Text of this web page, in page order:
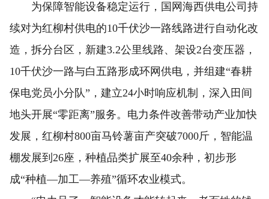
为保障智能设备稳定运行，国网海西供电公司持
续对为红柳村供电的10千伏沙一路线路进行自动化改
造，拆分台区，新建3.2公里线路、架设2台变压器，
10千伏沙一路与白五路形成环网供电，并组建“春耕
保电党员小分队”，建立24小时响应机制，深入田间
地头开展“零距离”服务。电力条件改善带动产业加快
发展，红柳村800亩马铃薯亩产突破7000斤，智能温
棚发展到26座，种植品类扩展至40余种，初步形
成“种植—加工—养殖”循环农业模式。